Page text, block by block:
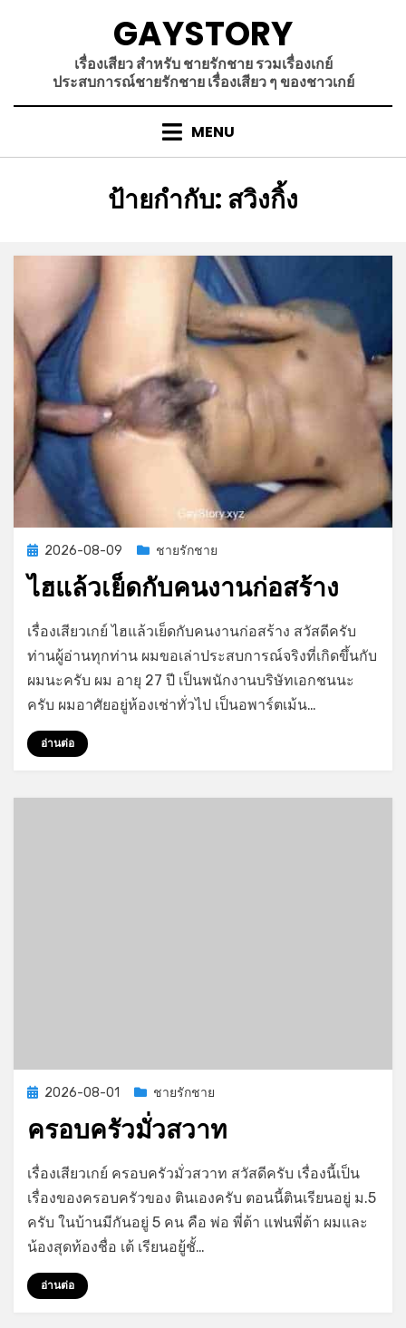
GAYSTORY
เรื่องเสียว สำหรับ ชายรักชาย รวมเรื่องเกย์
ประสบการณ์ชายรักชาย เรื่องเสียว ๆ ของชาวเกย์
MENU
ป้ายกำกับ: สวิงกิ้ง
Posted
on
2026-08-09 ชายรักชาย
ไฮแล้วเย็ดกับคนงานก่อสร้าง
GayStory
Leave a comment
on
แล้ว
เย็ด
กับ
เรื่องเสียวเกย์ ไฮแล้วเย็ดกับคนงานก่อสร้าง สวัสดีครับ
ท่านผู้อ่านทุกท่าน ผมขอเล่าประสบการณ์จริงที่เกิดขึ้นกับ
ผมนะครับ ผม อายุ 27 ปี เป็นพนักงานบริษัทเอกชนนะ
ครับ ผมอาศัยอยู่ห้องเช่าทั่วไป เป็นอพาร์ตเม้น…
อ่านต่อ
Posted
2026-08-01 ชายรักชาย
ครอบครัวมั่วสวาท
GayStory
Leave a comment
on
มั่ว
สวาท
เรื่องเสียวเกย์ ครอบครัวมั่วสวาท สวัสดีครับ เรื่องนี้เป็น
เรื่องของครอบครัวของ ตินเองครับ ตอนนี้ตินเรียนอยู่ ม.5
ครับ ในบ้านมีกันอยู่ 5 คน คือ พ่อ พี่ต้า แฟนพี่ต้า ผมและ
น้องสุดท้องชื่อ เต้ เรียนอยู้ชั้…
อ่านต่อ